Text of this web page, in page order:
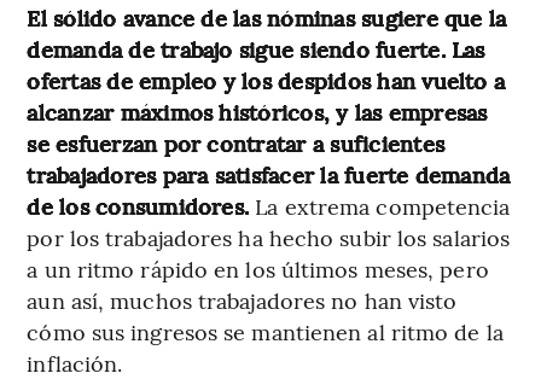
El sólido avance de las nóminas sugiere que la
demanda de trabajo sigue siendo fuerte. Las
ofertas de empleo y los despidos han vuelto a
alcanzar máximos históricos, y las empresas
se esfuerzan por contratar a suficientes
trabajadores para satisfacer la fuerte demanda
de los consumidores. La extrema competencia
por los trabajadores ha hecho subir los salarios
a un ritmo rápido en los últimos meses, pero
aun así, muchos trabajadores no han visto
cómo sus ingresos se mantienen al ritmo de la
inflación.